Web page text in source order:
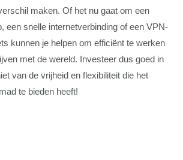
maken. Of het nu gaat om een
een snelle internetverbinding of een VPN-
kunnen je helpen om efficiënt te werken
met de wereld. Investeer dus goed in
van de vrijheid en flexibiliteit die het
te bieden heeft!